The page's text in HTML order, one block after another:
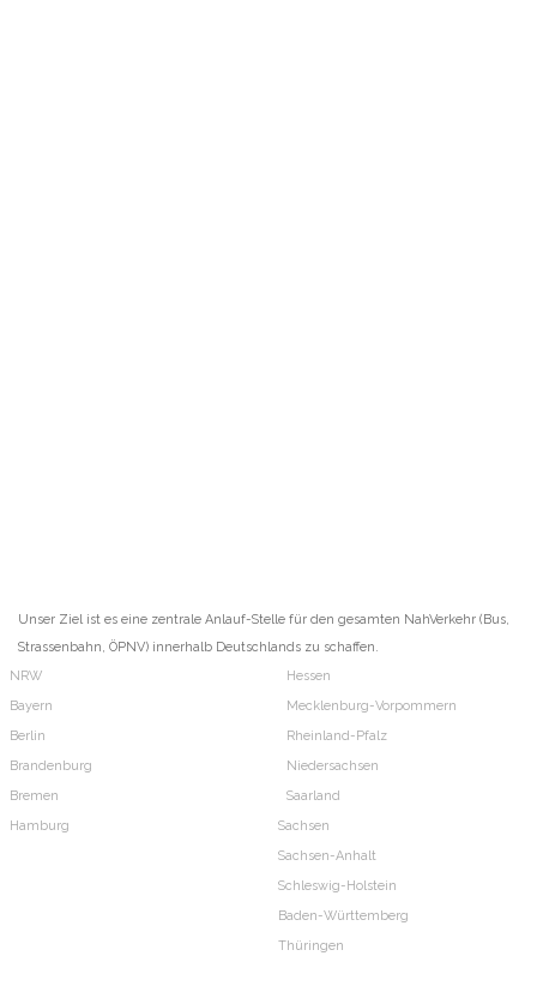
Unser Ziel ist es eine zentrale Anlauf-Stelle für den gesamten NahVerkehr (Bus,
Strassenbahn, ÖPNV) innerhalb Deutschlands zu schaffen.
NRW
Bayern
Berlin
Brandenburg
Bremen
Hamburg
Hessen
Mecklenburg-Vorpommern
Rheinland-Pfalz
Niedersachsen
Saarland
Sachsen
Sachsen-Anhalt
Schleswig-Holstein
Baden-Württemberg
Thüringen